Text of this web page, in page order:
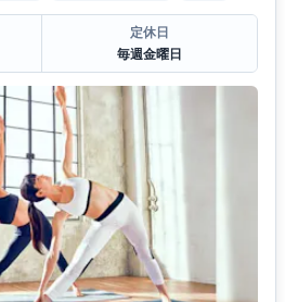
定休日
毎週金曜日